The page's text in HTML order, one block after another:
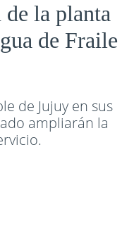
la planta
de Fraile
de Jujuy en sus
ampliarán la